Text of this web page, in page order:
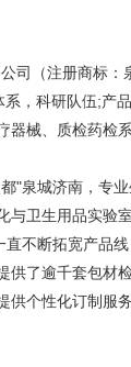
司（注册商标
，科研队伍;产
器械、质检药检
"泉城济南，专
与卫生用品实验
直不断拓宽产品
供了逾千套包材
供个性化订制服